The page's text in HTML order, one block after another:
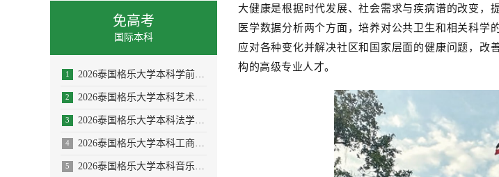
免高考
国际本科
1 2026泰国格乐大学本科学前教育/体育教育专业招生简章
2 2026泰国格乐大学本科艺术与设计专业招生简章
3 2026泰国格乐大学本科法学专业招生简章
4 2026泰国格乐大学本科工商管理专业招生简章
5 2026泰国格乐大学本科音乐学/舞蹈学/表演艺术学/音乐与舞蹈学招生简章
大健康是根据时代发展、社会需求与疾病谱的改变，
医学数据分析两个方面，培养对公共卫生和相关科学
应对各种变化并解决社区和国家层面的健康问题，改
构的高级专业人才。